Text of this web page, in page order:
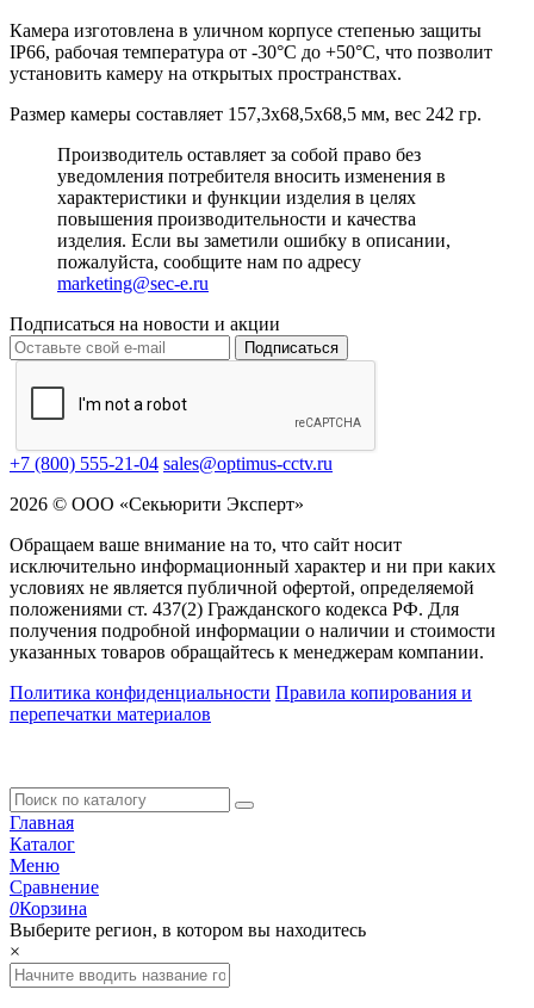
Камера изготовлена в уличном корпусе степенью защиты
IP66, рабочая температура от -30°С до +50°С, что позволит
установить камеру на открытых пространствах.
Размер камеры составляет 157,3х68,5х68,5 мм, вес 242 гр.
Производитель оставляет за собой право без
уведомления потребителя вносить изменения в
характеристики и функции изделия в целях
повышения производительности и качества
изделия. Если вы заметили ошибку в описании,
пожалуйста, сообщите нам по адресу
marketing@sec-e.ru
Подписаться на новости и акции
Подписаться
+7 (800) 555-21-04 sales@optimus-cctv.ru
2026 © ООО «Секьюрити Эксперт»
Обращаем ваше внимание на то, что сайт носит
исключительно информационный характер и ни при каких
условиях не является публичной офертой, определяемой
положениями ст. 437(2) Гражданского кодекса РФ. Для
получения подробной информации о наличии и стоимости
указанных товаров обращайтесь к менеджерам компании.
Политика конфиденциальности Правила копирования и
перепечатки материалов
Главная
Каталог
Меню
Сравнение
0Корзина
Выберите регион, в котором вы находитесь
×